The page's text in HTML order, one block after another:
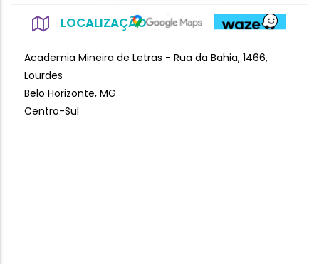
LOCALIZAÇÃO
Academia Mineira de Letras - Rua da Bahia, 1466,
Lourdes
Belo Horizonte, MG
Centro-Sul